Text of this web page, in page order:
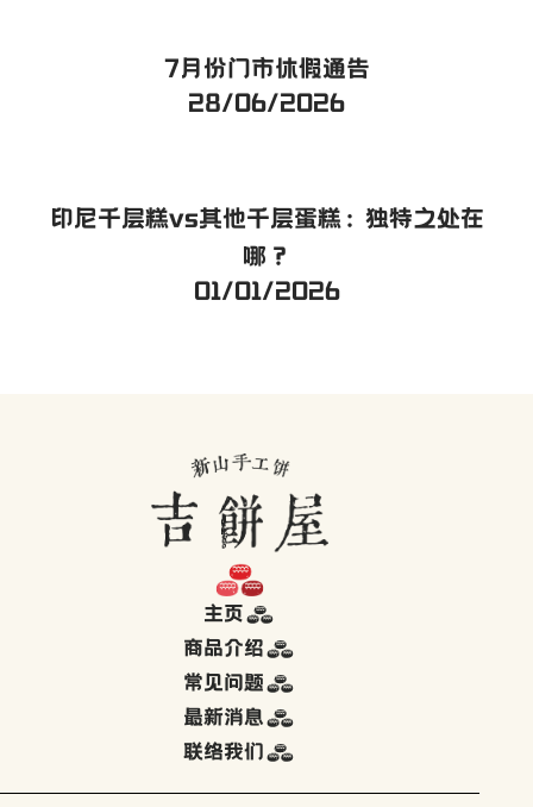
7月份门市休假通告
28/06/2026
印尼千层糕vs其他千层蛋糕：独特之处在
哪？
01/01/2026
主页
商品介绍
常见问题
最新消息
联络我们